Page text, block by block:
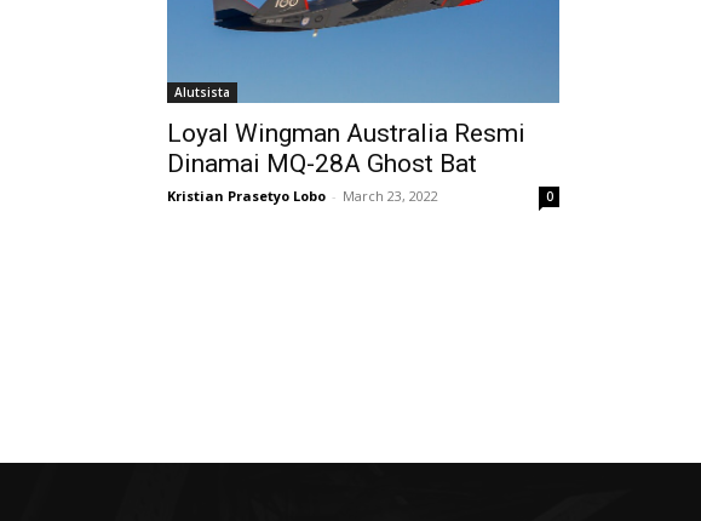
Alutsista
Loyal Wingman Australia Resmi
Dinamai MQ-28A Ghost Bat
Kristian Prasetyo Lobo - March 23, 2022 0